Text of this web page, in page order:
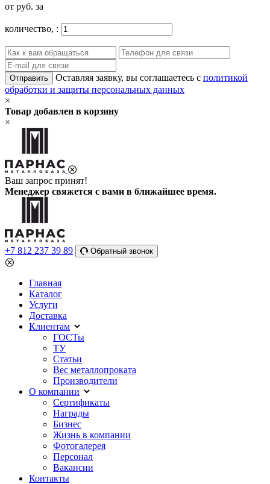
от руб. за
количество, :
Отправить Оставляя заявку, вы соглашаетесь с политикой
обработки и защиты персональных данных
×
Товар добавлен в корзину
×
Ваш запрос принят!
Менеджер свяжется с вами в ближайшее время.
+7 812 237 39 89 Обратный звонок
Главная
Каталог
Услуги
Доставка
Клиентам
ГОСТы
ТУ
Статьи
Вес металлопроката
Производители
О компании
Сертификаты
Награды
Бизнес
Жизнь в компании
Фотогалерея
Персонал
Вакансии
Контакты